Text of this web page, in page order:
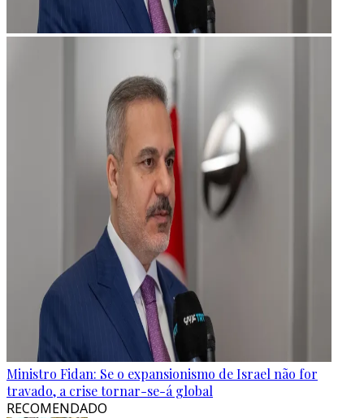
Ministro Fidan: Se o expansionismo de Israel não for
travado, a crise tornar-se-á global
RECOMENDADO